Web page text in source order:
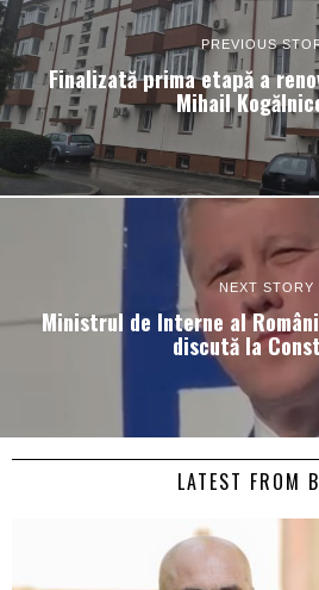
PREVIOUS
Finalizată prima etapă a
Mihail
NEXT STORY
Ministrul de Interne al
discută la
LATEST FROM